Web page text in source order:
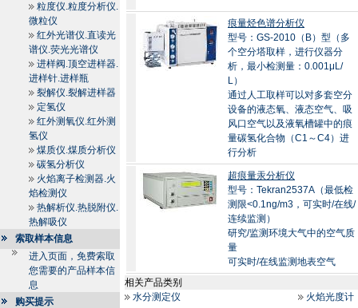
粒度仪.粒度分析仪.
微粒仪
红外光谱仪.直读光
谱仪.荧光光谱仪
进样阀.顶空进样器.
进样针.进样瓶
裂解仪.裂解进样器
定氢仪
红外测氧仪.红外测
氢仪
煤质仪.煤质分析仪
碳氢分析仪
火焰离子检测器.火
焰检测仪
热解析仪.热脱附仪.
热解吸仪
索取样本信息
进入页面，免费索取
您需要的产品样本信
息
购买提示
痕量烃色谱分析仪
型号：GS-2010（B）型（多
个空分塔取样，进行仪器分
析，最小检测量：0.001μL/
L）
通过人工取样可以对多套空分
设备的液态氧、液态空气、吸
风口空气以及液氧槽罐中的痕
量碳氢化合物（C1～C4）进
行分析
超痕量汞分析仪
型号：Tekran2537A（最低检
测限<0.1ng/m3，可实时/在线/
连续监测）
研究/监测环境大气中的空气质
量
可实时/在线监测地表空气
相关产品类别
水分测定仪
火焰光度计